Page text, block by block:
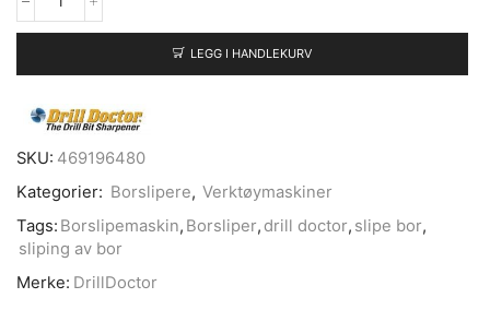
LEGG I HANDLEKURV
SKU: 469196480
Kategorier: Borslipere, Verktøymaskiner
Tags: Borslipemaskin, Borsliper, drill doctor, slipe bor,
sliping av bor
Merke: DrillDoctor